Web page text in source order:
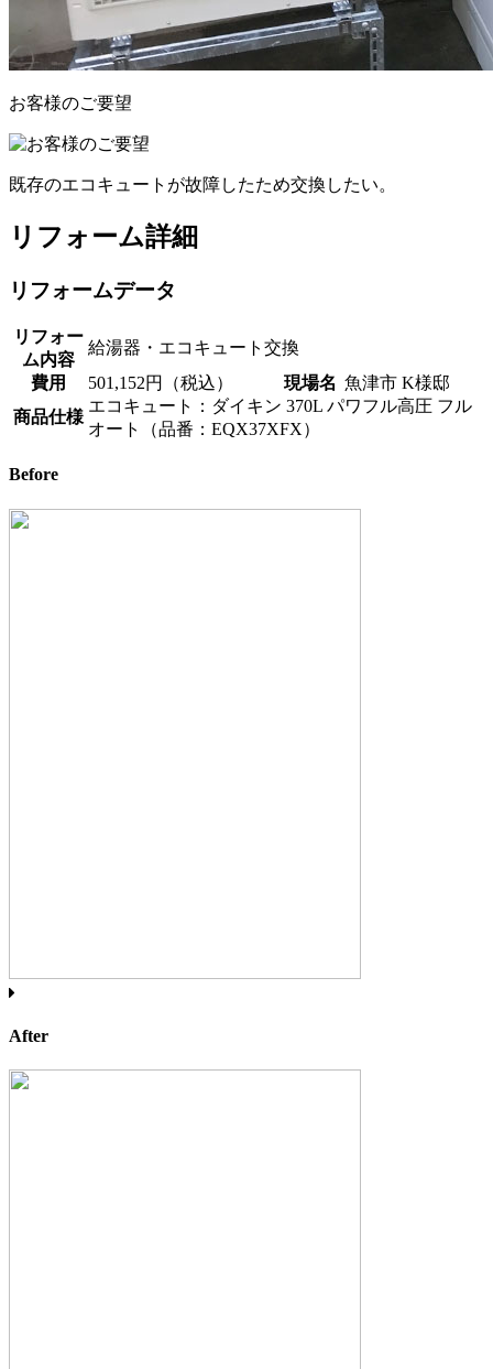
お客様のご要望
既存のエコキュートが故障したため交換したい。
リフォーム詳細
リフォームデータ
リフォー
ム内容
給湯器・エコキュート交換
費用
501,152円（税込） 現場名 魚津市 K様邸
商品仕様
エコキュート：ダイキン 370L パワフル高圧 フル
オート（品番：EQX37XFX）
Before
After